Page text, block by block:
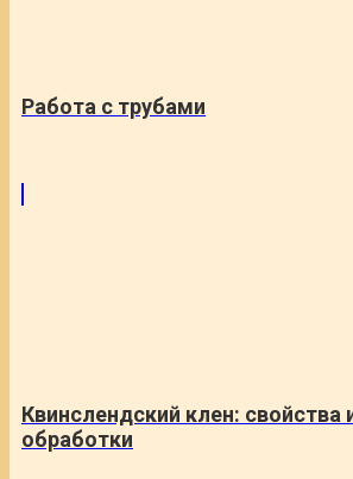
Работа с трубами
Квинслендский клен: свойства
обработки